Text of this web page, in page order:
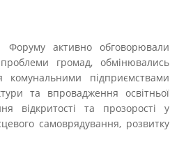
Форуму активно обговорювали
громад, обмінювались
комунальними підприємствами
та впровадження освітньої
відкритості та прозорості у
самоврядування, розвитку